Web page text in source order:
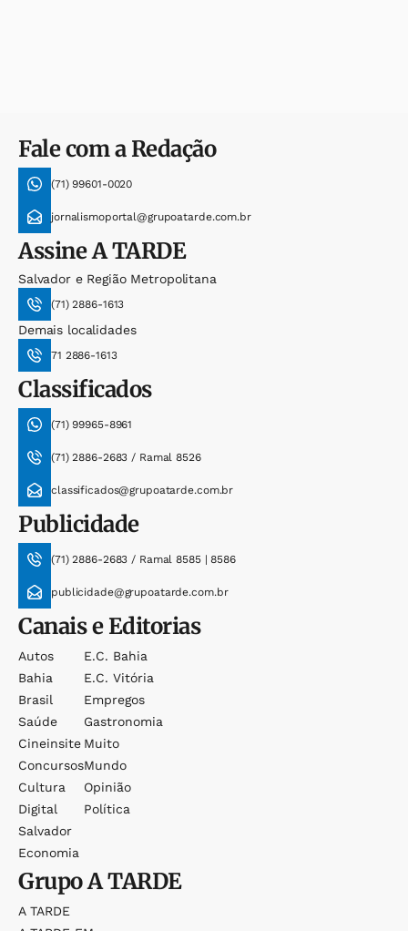
Fale com a Redação
(71) 99601-0020
jornalismoportal@grupoatarde.com.br
AssineA TARDE
Salvador e Região Metropolitana
(71) 2886-1613
Demais localidades
71 2886-1613
Classificados
(71) 99965-8961
(71) 2886-2683 / Ramal 8526
classificados@grupoatarde.com.br
Publicidade
(71) 2886-2683 / Ramal 8585 | 8586
publicidade@grupoatarde.com.br
Canais e Editorias
Autos
Bahia
Brasil
Saúde
Cineinsite
Concursos
Cultura
Digital
Salvador
Economia
E.c. Bahia
E.c. Vitória
Empregos
Gastronomia
Muito
Mundo
Opinião
Política
GrupoA TARDE
A TARDE